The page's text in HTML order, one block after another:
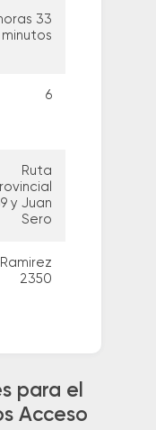
33
minutos
6
Ruta
y Juan
Sero
2350
para el
Acceso